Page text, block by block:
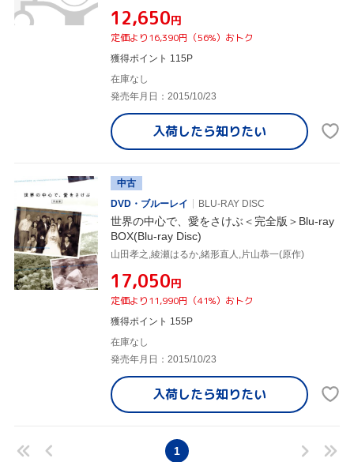
¥12,650円
定価より16,390円（56%）おトク
獲得ポイント 115P
在庫なし
発売年月日：2015/10/23
入荷したら知りたい
中古
DVD・ブルーレイ
BLU-RAY DISC
世界の中心で、愛をさけぶ＜完全版＞Blu-ray
BOX(Blu-ray Disc)
山田孝之,綾瀬はるか,緒形直人,片山恭一(原作)
¥17,050円
定価より11,990円（41%）おトク
獲得ポイント 155P
在庫なし
発売年月日：2015/10/23
入荷したら知りたい
1